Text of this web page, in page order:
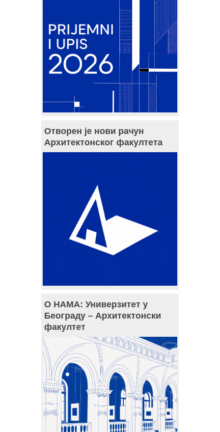
Отворен је нови рачун
Архитектонског факултета
О НАМА: Универзитет у
Београду – Архитектонски
факултет